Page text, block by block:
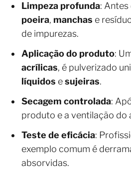
Limpeza profunda:
poeira, manchas e
de impurezas.
Aplicação do produto:
acrílicas, é pulverizado
líquidos esujeiras.
Secagem controlada:
produto e a ventilação do
Teste de eficácia:
exemplo comum é
absorvidas.